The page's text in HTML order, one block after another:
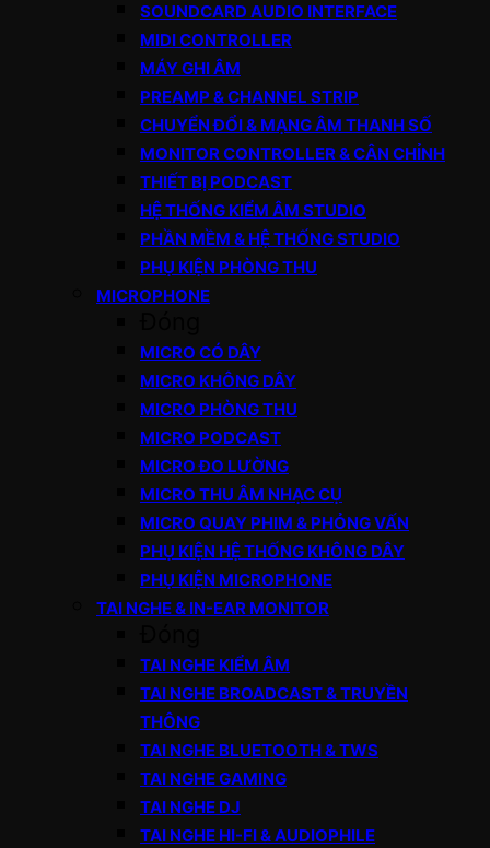
SOUNDCARD AUDIO INTERFACE
MIDI CONTROLLER
MÁY GHI ÂM
PREAMP & CHANNEL STRIP
CHUYỂN ĐỔI & MẠNG ÂM THANH SỐ
MONITOR CONTROLLER & CÂN CHỈNH
THIẾT BỊ PODCAST
HỆ THỐNG KIỂM ÂM STUDIO
PHẦN MỀM & HỆ THỐNG STUDIO
PHỤ KIỆN PHÒNG THU
MICROPHONE
MICRO CÓ DÂY
MICRO KHÔNG DÂY
MICRO PHÒNG THU
MICRO PODCAST
MICRO ĐO LƯỜNG
MICRO THU ÂM NHẠC CỤ
MICRO QUAY PHIM & PHỎNG VẤN
PHỤ KIỆN HỆ THỐNG KHÔNG DÂY
PHỤ KIỆN MICROPHONE
TAI NGHE & IN-EAR MONITOR
TAI NGHE KIỂM ÂM
TAI NGHE BROADCAST & TRUYỀN
THÔNG
TAI NGHE BLUETOOTH & TWS
TAI NGHE GAMING
TAI NGHE DJ
TAI NGHE HI-FI & AUDIOPHILE